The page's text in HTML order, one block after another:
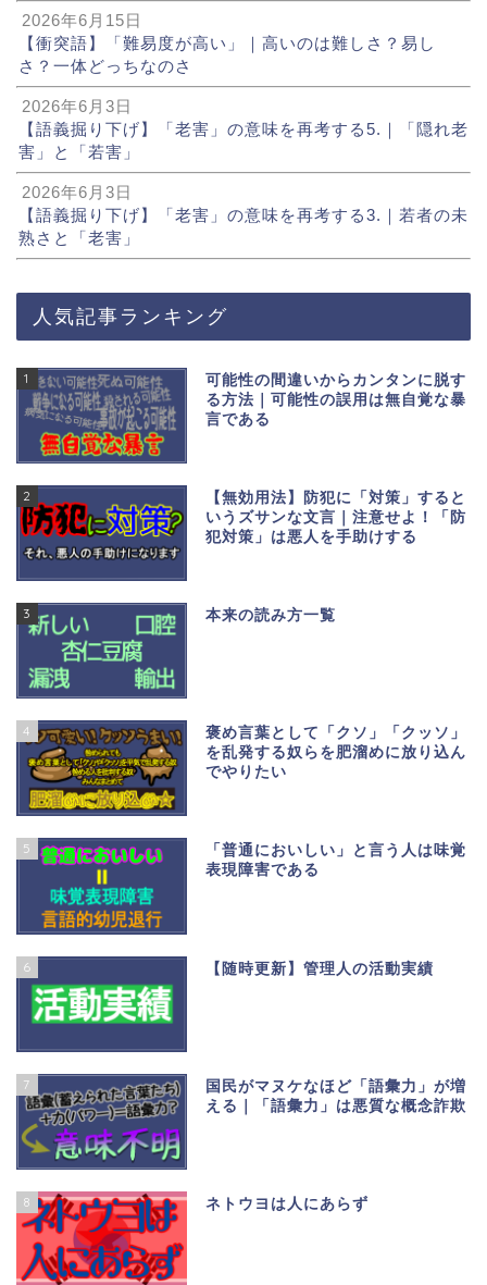
2026年6月15日
【衝突語】「難易度が高い」｜高いのは難しさ？易し
さ？一体どっちなのさ
2026年6月3日
【語義掘り下げ】「老害」の意味を再考する5.｜「隠れ老
害」と「若害」
2026年6月3日
【語義掘り下げ】「老害」の意味を再考する3.｜若者の未
熟さと「老害」
人気記事ランキング
1
可能性の間違いからカンタンに脱す
る方法｜可能性の誤用は無自覚な暴
言である
2
【無効用法】防犯に「対策」すると
いうズサンな文言｜注意せよ！「防
犯対策」は悪人を手助けする
3 本来の読み方一覧
4
褒め言葉として「クソ」「クッソ」
を乱発する奴らを肥溜めに放り込ん
でやりたい
5
「普通においしい」と言う人は味覚
表現障害である
6 【随時更新】管理人の活動実績
7
国民がマヌケなほど「語彙力」が増
える｜「語彙力」は悪質な概念詐欺
8 ネトウヨは人にあらず